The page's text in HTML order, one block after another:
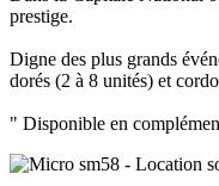
prestige.
Digne des plus grands
dorés (2 à 8 unités) et
" Disponible en